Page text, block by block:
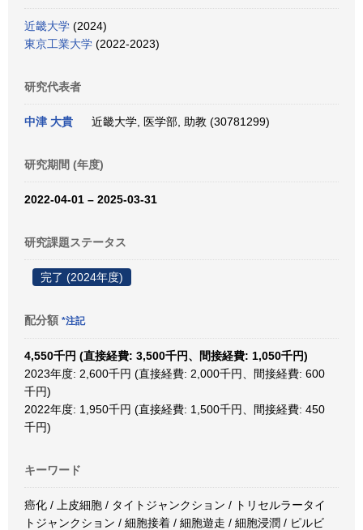
近畿大学 (2024)
東京工業大学 (2022-2023)
研究代表者
中津 大貴 近畿大学, 医学部, 助教 (30781299)
研究期間 (年度)
2022-04-01 – 2025-03-31
研究課題ステータス
完了 (2024年度)
配分額 *注記
4,550千円 (直接経費: 3,500千円、間接経費: 1,050千円)
2023年度: 2,600千円 (直接経費: 2,000千円、間接経費: 600
千円)
2022年度: 1,950千円 (直接経費: 1,500千円、間接経費: 450
千円)
キーワード
癌化 / 上皮細胞 / タイトジャンクション / トリセルラータイ
トジャンクション / 細胞接着 / 細胞遊走 / 細胞浸潤 / ピルビ